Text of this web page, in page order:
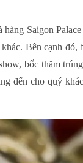
Saigon Palace
Bên cạnh đó,
bốc thăm
đến cho quý